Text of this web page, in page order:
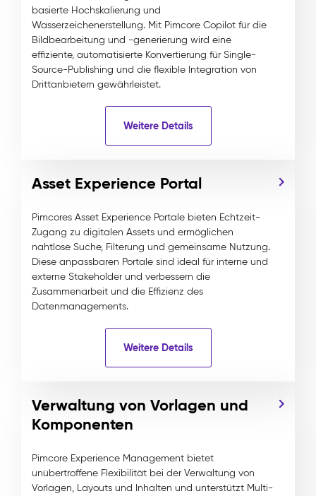
basierte Hochskalierung und
Wasserzeichenerstellung. Mit Pimcore Copilot für die
Bildbearbeitung und -generierung wird eine
effiziente, automatisierte Konvertierung für Single-
Source-Publishing und die flexible Integration von
Drittanbietern gewährleistet.
Weitere Details
Asset Experience Portal
Pimcores Asset Experience Portale bieten Echtzeit-
Zugang zu digitalen Assets und ermöglichen
nahtlose Suche, Filterung und gemeinsame Nutzung.
Diese anpassbaren Portale sind ideal für interne und
externe Stakeholder und verbessern die
Zusammenarbeit und die Effizienz des
Datenmanagements.
Weitere Details
Verwaltung von Vorlagen und
Komponenten
Pimcore Experience Management bietet
unübertroffene Flexibilität bei der Verwaltung von
Vorlagen, Layouts und Inhalten und unterstützt Multi-